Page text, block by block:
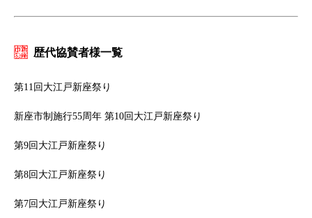
歴代協賛者様一覧
第11回大江戸新座祭り
新座市制施行55周年 第10回大江戸新座祭り
第9回大江戸新座祭り
第8回大江戸新座祭り
第7回大江戸新座祭り